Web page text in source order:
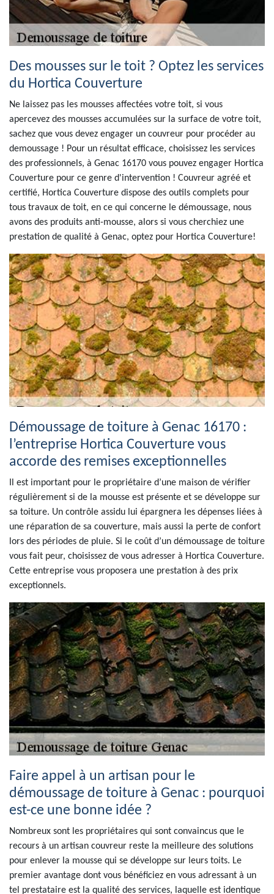
Des mousses sur le toit ? Optez les services
du Hortica Couverture
Ne laissez pas les mousses affectées votre toit, si vous
apercevez des mousses accumulées sur la surface de votre toit,
sachez que vous devez engager un couvreur pour procéder au
demoussage ! Pour un résultat efficace, choisissez les services
des professionnels, à Genac 16170 vous pouvez engager Hortica
Couverture pour ce genre d'intervention ! Couvreur agréé et
certifié, Hortica Couverture dispose des outils complets pour
tous travaux de toit, en ce qui concerne le démoussage, nous
avons des produits anti-mousse, alors si vous cherchiez une
prestation de qualité à Genac, optez pour Hortica Couverture!
Démoussage de toiture à Genac 16170 :
l’entreprise Hortica Couverture vous
accorde des remises exceptionnelles
Il est important pour le propriétaire d’une maison de vérifier
régulièrement si de la mousse est présente et se développe sur
sa toiture. Un contrôle assidu lui épargnera les dépenses liées à
une réparation de sa couverture, mais aussi la perte de confort
lors des périodes de pluie. Si le coût d’un démoussage de toiture
vous fait peur, choisissez de vous adresser à Hortica Couverture.
Cette entreprise vous proposera une prestation à des prix
exceptionnels.
Faire appel à un artisan pour le
démoussage de toiture à Genac : pourquoi
est-ce une bonne idée ?
Nombreux sont les propriétaires qui sont convaincus que le
recours à un artisan couvreur reste la meilleure des solutions
pour enlever la mousse qui se développe sur leurs toits. Le
premier avantage dont vous bénéficiez en vous adressant à un
tel prestataire est la qualité des services, laquelle est identique